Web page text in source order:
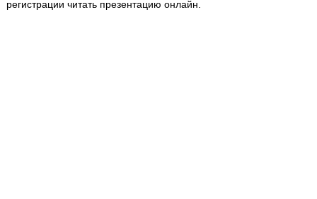
регистрации читать презентацию онлайн.